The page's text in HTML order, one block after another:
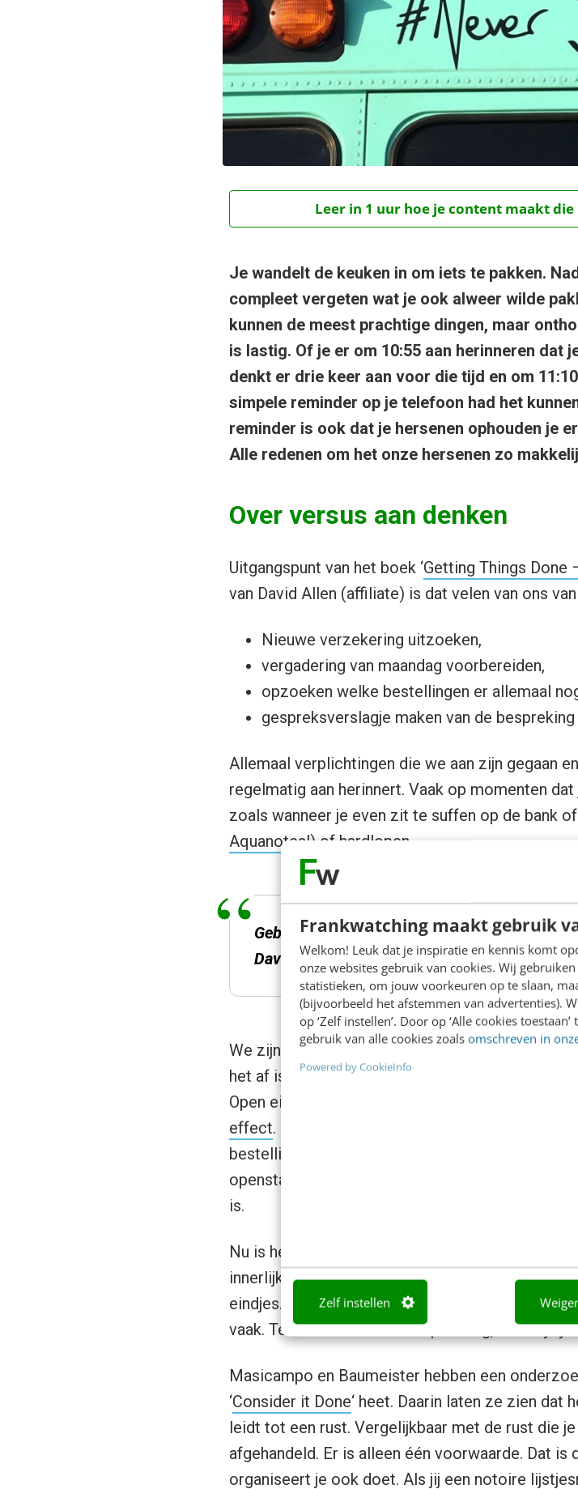
Frankwatching maakt gebruik
Welkom! Leuk dat je inspiratie en kennis komt
onze websites gebruik van cookies. Wij
statistieken, om jouw voorkeuren op te slaan,
(bijvoorbeeld het afstemmen van advertenties).
op ‘Zelf instellen’. Door op ‘Alle cookies
gebruik van alle cookies zoals omschreven in
Powered by CookieInfo
Zelf instellen
Leer in 1 uur hoe je content maakt
Je wandelt de keuken in om iets te pakken.
compleet vergeten wat je ook alweer wilde
kunnen de meest prachtige dingen, maar
is lastig. Of je er om 10:55 aan herinneren dat
denkt er drie keer aan voor die tijd en om
simpele reminder op je telefoon had het
reminder is ook dat je hersenen ophouden je
Alle redenen om het onze hersenen zo
Over versus aan denken
Uitgangspunt van het boek ‘Getting Things Done
van David Allen (affiliate) is dat velen van ons
Nieuwe verzekering uitzoeken,
vergadering van maandag voorbereiden,
opzoeken welke bestellingen er allemaal
gespreksverslagje maken van de
Allemaal verplichtingen die we aan zijn gegaan
regelmatig aan herinnert. Vaak op momenten
zoals wanneer je even zit te suffen op de bank
Aquanotes!) of hardlopen.
Gebruik je hoofd omover zaken na te
David Allen
We zijn streng voor onszelf. Dus als we iets
het af is, is het een open eindje. Vandaar dat
Open eindjes maken een mentale tegenhanger,
effect. Aanleiding voor het benoemen van dit
bestellingen van hele tafels uit huis hoofd
openstaande rekening kost mentaal ruimte en
is.
Nu is het niet zo dat elke belofte potentieel
innerlijke reminders. Ten eerste denk je als je
eindjes. Die komen meestal op als je ontspant.
vaak. Ten tweede is er een oplossing, namelijk
Masicampo en Baumeister hebben een
‘Consider it Done‘ heet. Daarin laten ze zien dat
leidt tot een rust. Vergelijkbaar met de rust die
afgehandeld. Er is alleen één voorwaarde. Dat
organiseert je ook doet. Als jij een notoire